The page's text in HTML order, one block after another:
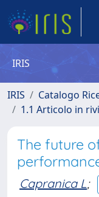
IRIS
IRIS Catalogo
1.1 Articolo in
The future
Capranica L;